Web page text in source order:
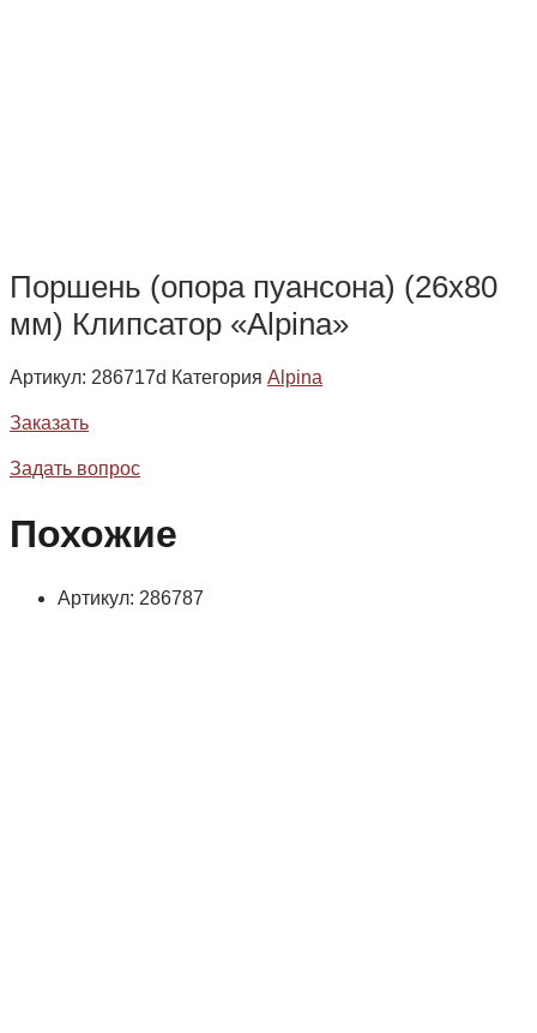
Поршень (опора пуансона) (26х80
мм) Клипсатор «Alpina»
Артикул: 286717d Категория Alpina
Заказать
Задать вопрос
Похожие
Артикул: 286787